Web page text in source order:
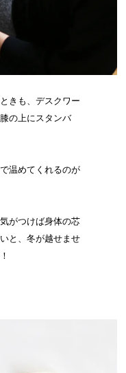
きも、デスクワー
の上にスタンバ
温めてくれるのが
がつけば身体の芯
と、冬が越せませ